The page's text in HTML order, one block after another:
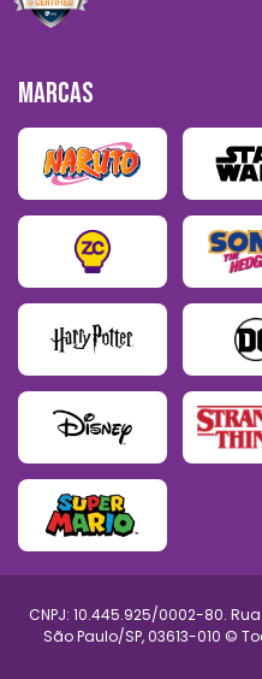
MARCAS
CNPJ: 10.445.925/0002-80.
São Paulo/SP, 03613-010 ©